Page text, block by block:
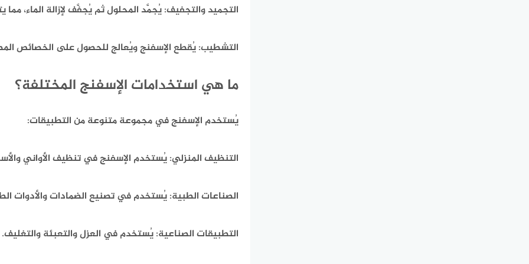
التجميد والتجفيف:يُجمَّد المحلول ثم يُجفَّف لإزالة الماء،
التشطيب:يُقطع الإسفنج ويُعالج للحصول على الخصائص
ما هي استخدامات الإسفنج المختلفة؟
يُستخدم الإسفنج في مجموعة متنوعة من التطبيقات:​
التنظيف المنزلي:يُستخدم الإسفنج في تنظيف الأواني
الصناعات الطبية:يُستخدم في تصنيع الضمادات والأدوات
التطبيقات الصناعية:يُستخدم في العزل والتعبئة والتغليف.​